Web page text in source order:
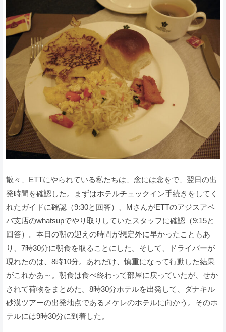
散々、ETTにやられている私たちは、念には念をで、翌日の出
発時間を確認した。まずはホテルチェックイン手続きをしてく
れたガイドに確認（9:30と回答）、MさんがETTのアジスアベ
バ支店のwhatsupでやり取りしていたスタッフに確認（9:15と
回答）。本日の朝の迎えの時間が想定外に早かったこともあ
り、7時30分に朝食を取ることにした。そして、ドライバーが
現れたのは、8時10分。あれだけ、慎重になって行動した結果
がこれかあ～。朝食は食べ終わって部屋に戻っていたが、せか
されて荷物をまとめた。8時30分ホテルを出発して、ダナキル
砂漠ツアーの出発地点であるメケレのホテルに向かう。そのホ
テルには9時30分に到着した。